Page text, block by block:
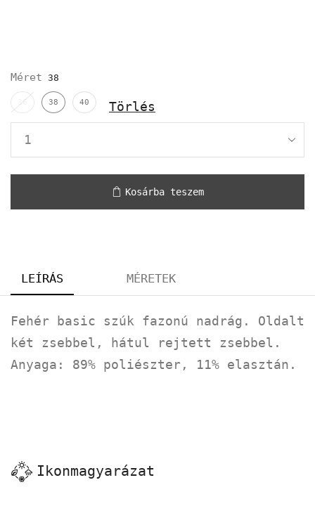
Méret
36 38 40 Törlés
Kosárba teszem
LEÍRÁS MÉRETEK
Fehér basic szúk fazonú nadrág. Oldalt
két zsebbel, hátul rejtett zsebbel.
Anyaga: 89% poliészter, 11% elasztán.
Ikonmagyarázat